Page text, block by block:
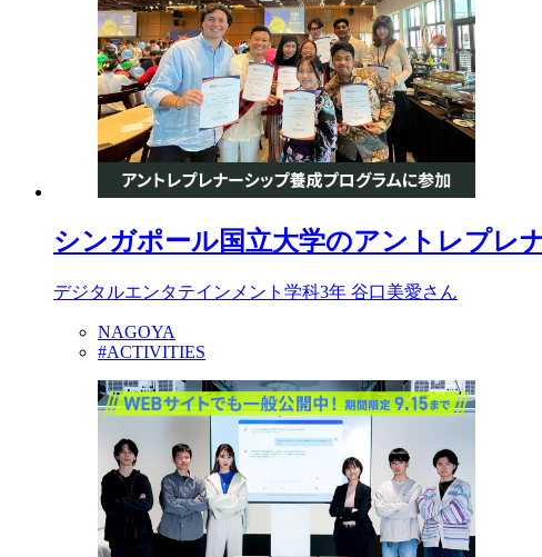
シンガポール国立大学のアントレプレ
デジタルエンタテインメント学科3年 谷口美愛さん
NAGOYA
#ACTIVITIES